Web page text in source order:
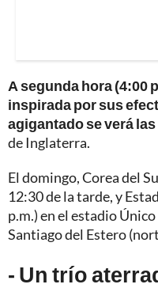
A segunda hora (4:00
inspirada por sus
agigantado se verá
de Inglaterra.
El domingo, Corea del
12:30 de la tarde, y
p.m.) en el estadio
Santiago del Estero
- Un trío